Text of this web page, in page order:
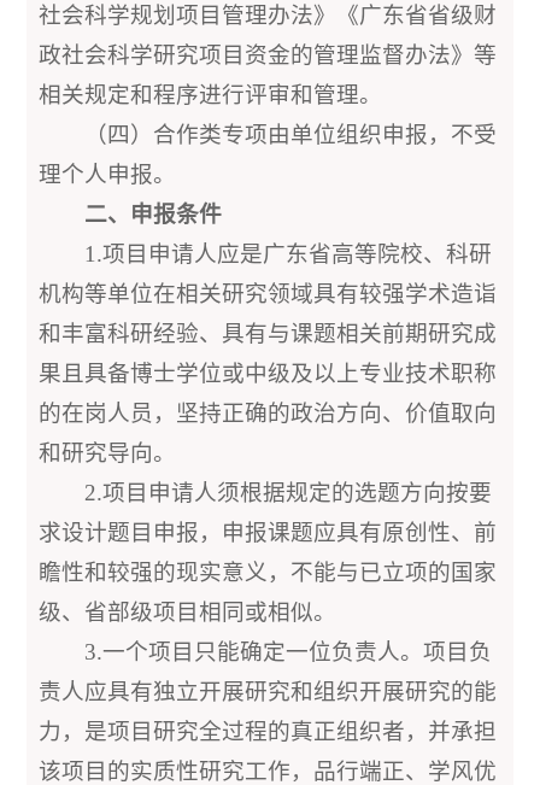
社会科学规划项目管理办法》《广东省省级财
政社会科学研究项目资金的管理监督办法》等
相关规定和程序进行评审和管理。
（四）合作类专项由单位组织申报，不受
理个人申报。
二、申报条件
1.项目申请人应是广东省高等院校、科研
机构等单位在相关研究领域具有较强学术造诣
和丰富科研经验、具有与课题相关前期研究成
果且具备博士学位或中级及以上专业技术职称
的在岗人员，坚持正确的政治方向、价值取向
和研究导向。
2.项目申请人须根据规定的选题方向按要
求设计题目申报，申报课题应具有原创性、前
瞻性和较强的现实意义，不能与已立项的国家
级、省部级项目相同或相似。
3.一个项目只能确定一位负责人。项目负
责人应具有独立开展研究和组织开展研究的能
力，是项目研究全过程的真正组织者，并承担
该项目的实质性研究工作，品行端正、学风优